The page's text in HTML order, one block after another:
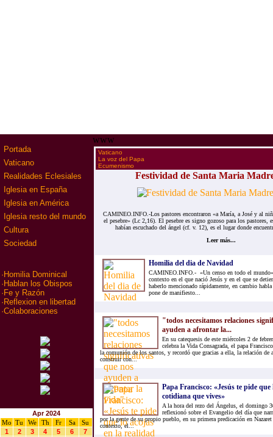
Portada
Vaticano
Realidades Eclesiales
Iglesia en España
Iglesia en América
Iglesia resto del mundo
Cultura
Sociedad
· Homilia Dominical
· Hablan los Obispos
· Fe y Razón
· Reflexion en libertad
·Colaboraciones
Apr 2024
Mo
Tu We Th Fr Sa
Su
1
2 3 4 5 6
7
www
·Vaticano
·La voz del Papa
·Ecumenismo
Festividad de Santa Maria
CAMINEO.INFO.-Los pastores encontraron «a María, a José y al
el pesebre» (Lc 2,16). El pesebre es signo gozoso para los pastores,
habían escuchado del ángel (cf. v. 12), es el lugar donde
Leer más...
Homilia del dia de Navidad
CAMINEO.INFO.- «Un censo en todo el
contexto en el que nació Jesús y en el que se
haberlo mencionado rápidamente, en cambio
pone de manifiesto...
"todos necesitamos relaciones
ayuden a afrontar la...
En su catequesis de este miércoles 2 de
celebra la Vida Consagrada, el papa
la comunión de los santos, y recordó que gracias a ella, la relación de
construir con...
Papa Francisco: «Jesús te pide
cotidiana que vives»
A la hora del rezo del Ángelus, el domingo
reflexionó sobre el Evangelio del día que
por la gente de su propio pueblo, en su primera predicación en
contexto, el...